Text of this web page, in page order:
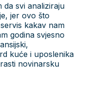
da svi analiziraju
jer ovo što
kakav nam
godina svjesno
kuće i uposlenika
novinarsku